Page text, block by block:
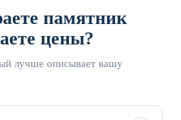
памятник
цены?
лучше описывает вашу